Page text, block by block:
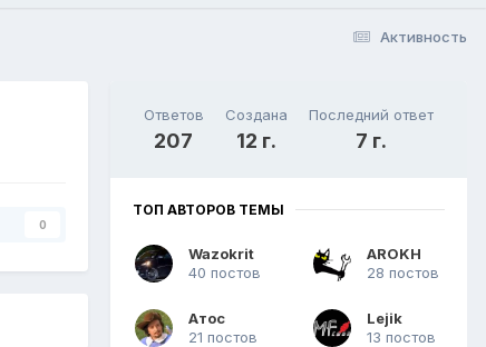
Активность
0
Ответов
207
Создана
12 г.
Последний ответ
7 г.
ТОП АВТОРОВ ТЕМЫ
Wazokrit
40 постов
AROKH
28 постов
Атос
21 постов
Lejik
13 постов